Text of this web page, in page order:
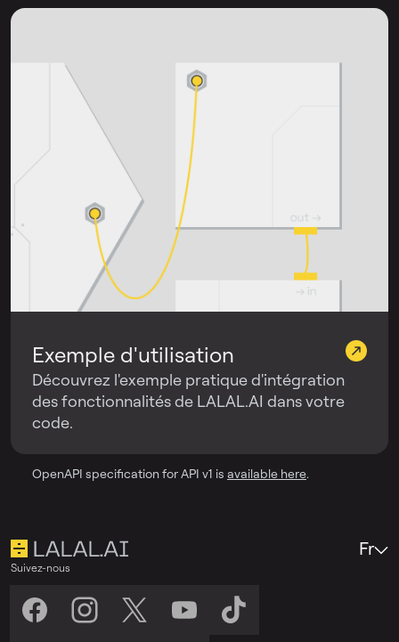
Exemple d'utilisation
Découvrez l'exemple pratique d'intégration
des fonctionnalités de LALAL.AI dans votre
code.
OpenAPI specification for API v1 is available here.
Suivez-nous
Fr